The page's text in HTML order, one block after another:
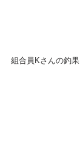
組合員Kさんの釣果